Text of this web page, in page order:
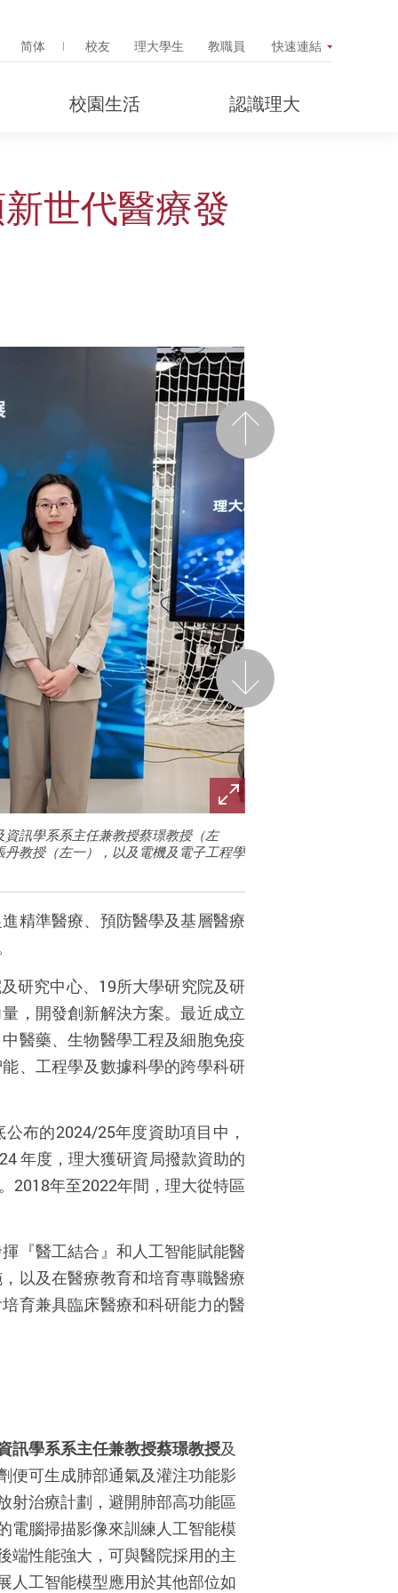
Popup
简体 校友 理大學生 教職員 快速連結
校園生活 認識理大
世代醫療發
前一頁
訊學系系主任兼教授蔡璟教授（左
教授（左一），以及電機及電子工程學
後一頁
精準醫療、預防醫學及基層醫療
研究中心、 19所大學研究院及研
，開發創新解決方案。最近成立
醫藥、生物醫學工程及細胞免疫
、工程學及數據科學的跨學科研
公布的2024/25年度資助項目中，
年度，理大獲研資局撥款資助的
2018年至2022年間，理大從特區
『醫工結合』和人工智能賦能醫
以及在醫療教育和培育專職醫療
育兼具臨床醫療和科研能力的醫
訊學系系主任兼教授蔡璟教授及
便可生成肺部通氣及灌注功能影
射治療計劃，避開肺部高功能區
電腦掃描影像來訓練人工智能模
端性能強大，可與醫院採用的主
人工智能模型應用於其他部位如